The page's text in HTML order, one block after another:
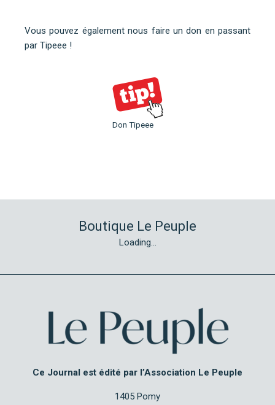
Vous pouvez également nous faire un don en passant
par Tipeee !
Don Tipeee
Boutique Le Peuple
Loading...
Ce Journal est édité par l’Association Le Peuple
1405 Pomy